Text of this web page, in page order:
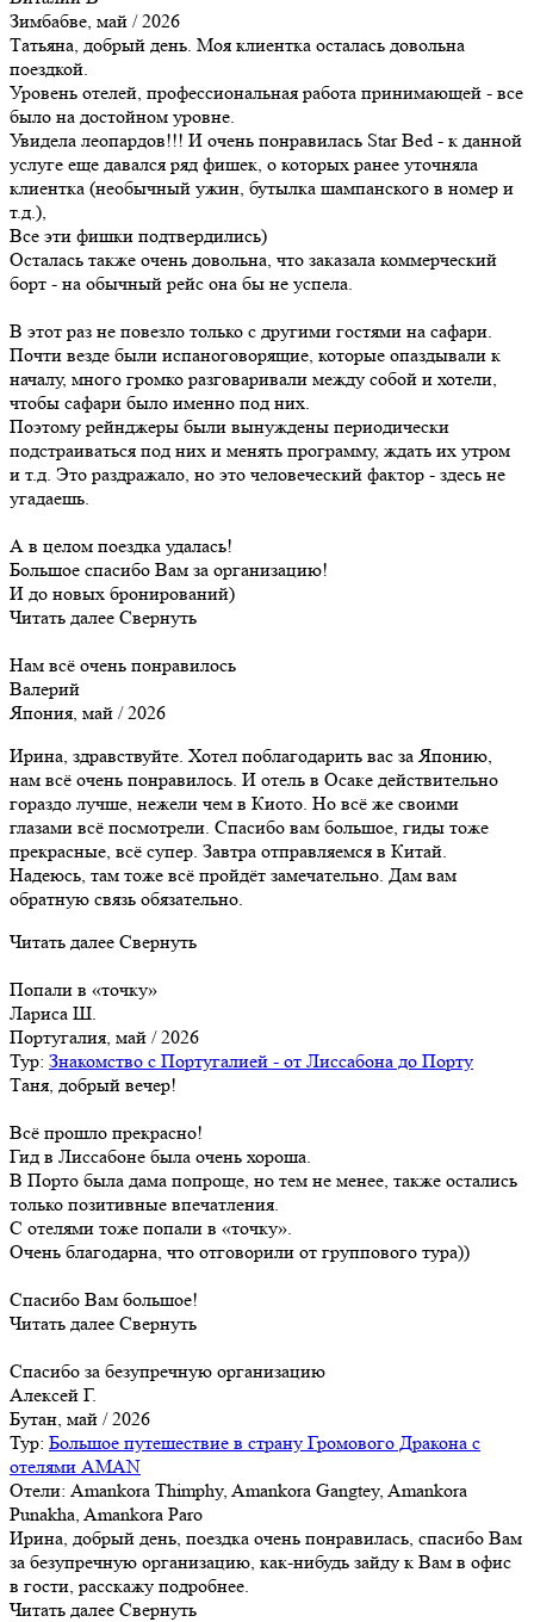
Зимбабве, май / 2026
Татьяна, добрый день. Моя клиентка осталась довольна
поездкой.
Уровень отелей, профессиональная работа принимающей - все
было на достойном уровне.
Увидела леопардов!!! И очень понравилась Star Bed - к данной
услуге еще давался ряд фишек, о которых ранее уточняла
клиентка (необычный ужин, бутылка шампанского в номер и
т.д.),
Все эти фишки подтвердились)
Осталась также очень довольна, что заказала коммерческий
борт - на обычный рейс она бы не успела.
В этот раз не повезло только с другими гостями на сафари.
Почти везде были испаноговорящие, которые опаздывали к
началу, много громко разговаривали между собой и хотели,
чтобы сафари было именно под них.
Поэтому рейнджеры были вынуждены периодически
подстраиваться под них и менять программу, ждать их утром
и т.д. Это раздражало, но это человеческий фактор - здесь не
угадаешь.
А в целом поездка удалась!
Большое спасибо Вам за организацию!
И до новых бронирований)
Читать далее Свернуть
Нам всё очень понравилось
Валерий
Япония, май / 2026
Ирина, здравствуйте. Хотел поблагодарить вас за Японию,
нам всё очень понравилось. И отель в Осаке действительно
гораздо лучше, нежели чем в Киото. Но всё же своими
глазами всё посмотрели. Спасибо вам большое, гиды тоже
прекрасные, всё супер. Завтра отправляемся в Китай.
Надеюсь, там тоже всё пройдёт замечательно. Дам вам
обратную связь обязательно.
Читать далее Свернуть
Попали в «точку»
Лариса Ш.
Португалия, май / 2026
Тур: Знакомство с Португалией - от Лиссабона до Порту
Таня, добрый вечер!
Всё прошло прекрасно!
Гид в Лиссабоне была очень хороша.
В Порто была дама попроще, но тем не менее, также остались
только позитивные впечатления.
С отелями тоже попали в «точку».
Очень благодарна, что отговорили от группового тура))
Спасибо Вам большое!
Читать далее Свернуть
Cпасибо за безупречную организацию
Алексей Г.
Бутан, май / 2026
Тур: Большое путешествие в страну Громового Дракона с
отелями AMAN
Отели: Amankora Thimphy, Amankora Gangtey, Amankora
Punakha, Amankora Paro
Ирина, добрый день, поездка очень понравилась, спасибо Вам
за безупречную организацию, как-нибудь зайду к Вам в офис
в гости, расскажу подробнее.
Читать далее Свернуть